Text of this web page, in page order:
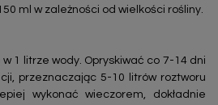
ml w zależności od wielkości rośliny.
1 litrze wody. Opryskiwać co 7-14 dni
przeznaczając 5-10 litrów roztworu
wykonać wieczorem, dokładnie